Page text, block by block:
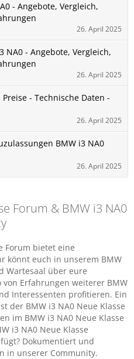
- Angebote, Vergleich,
26. April 2025
NA0 - Angebote, Vergleich,
26. April 2025
- Technische Daten -
26. April 2025
BMW i3 NA0
26. April 2025
Forum & BMW i3 NA0
Forum bietet eine
könnt euch in unserem BMW
Wartesaal über eure
Erfahrungen weiterer BMW
Interessenten profitieren. Ein
der BMW i3 NA0 Neue Klasse
im BMW i3 NA0 Neue Klasse
i3 NA0 Neue Klasse
Dokumentiert und
in unserer Community.